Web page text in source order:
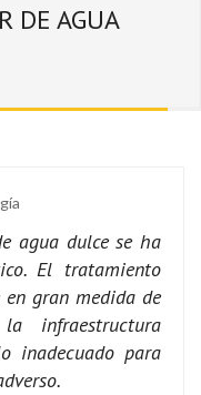
DE AGUA
agua dulce se ha
El tratamiento
en gran medida de
infraestructura
inadecuado para